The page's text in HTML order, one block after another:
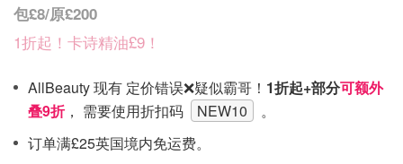
包£8/原£200
1折起！卡诗精油£9！
AllBeauty 现有 定价错误❌疑似霸哥！ 1折起+部分可额外
叠9折， 需要使用折扣码 NEW10
。
订单满£25英国境内免运费。